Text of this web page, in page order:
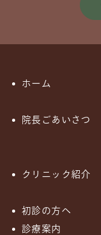
ホーム
院長ごあいさつ
クリニック紹介
初診の方へ
診療案内